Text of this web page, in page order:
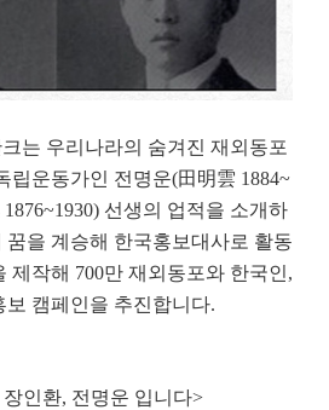
는 우리나라의 숨겨진 재외동포
립운동가인 전명운(田明雲 1884~
선생의 업적을 소개하
꿈을 계승해 한국홍보대사로 활동
제작해 700만 재외동포와 한국인,
캠페인을 추진합니다.
인환, 전명운 입니다>